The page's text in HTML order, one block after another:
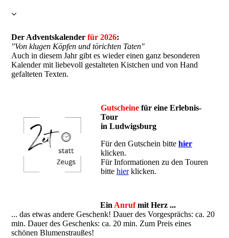
Der Adventskalenderfür 2026:
"Von klugen Köpfen und törichten Taten"
Auch in diesem Jahr gibt es wieder einen ganz besonderen
Kalender mit liebevoll gestalteten Kistchen und von Hand
gefalteten Texten.
Gutscheinefür eine Erlebnis-
Tour
in Ludwigsburg
Für den Gutschein bitte hier
klicken.
Für Informationen zu den Touren
bitte hierklicken.
Ein Anrufmit Herz ...
... das etwas andere Geschenk! Dauer des Vorgesprächs: ca. 20
min. Dauer des Geschenks: ca. 20 min. Zum Preis eines
schönen Blumenstraußes!